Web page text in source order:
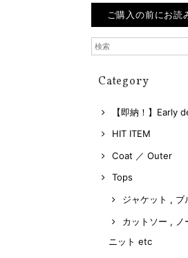
ご購入の前にお読
Category
【即納！】Early
HIT ITEM
Coat ／ Outer
Tops
ジャケット , ブ
カットソー , ノ
ニット etc